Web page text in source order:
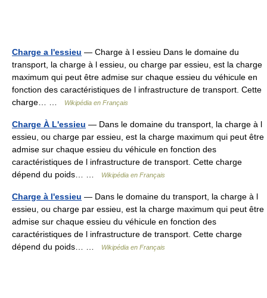
Charge a l'essieu — Charge à l essieu Dans le domaine du
transport, la charge à l essieu, ou charge par essieu, est la charge
maximum qui peut être admise sur chaque essieu du véhicule en
fonction des caractéristiques de l infrastructure de transport. Cette
charge… …
Wikipédia en Français
Charge À L'essieu — Dans le domaine du transport, la charge à l
essieu, ou charge par essieu, est la charge maximum qui peut être
admise sur chaque essieu du véhicule en fonction des
caractéristiques de l infrastructure de transport. Cette charge
dépend du poids… …
Wikipédia en Français
Charge à l'essieu — Dans le domaine du transport, la charge à l
essieu, ou charge par essieu, est la charge maximum qui peut être
admise sur chaque essieu du véhicule en fonction des
caractéristiques de l infrastructure de transport. Cette charge
dépend du poids… …
Wikipédia en Français